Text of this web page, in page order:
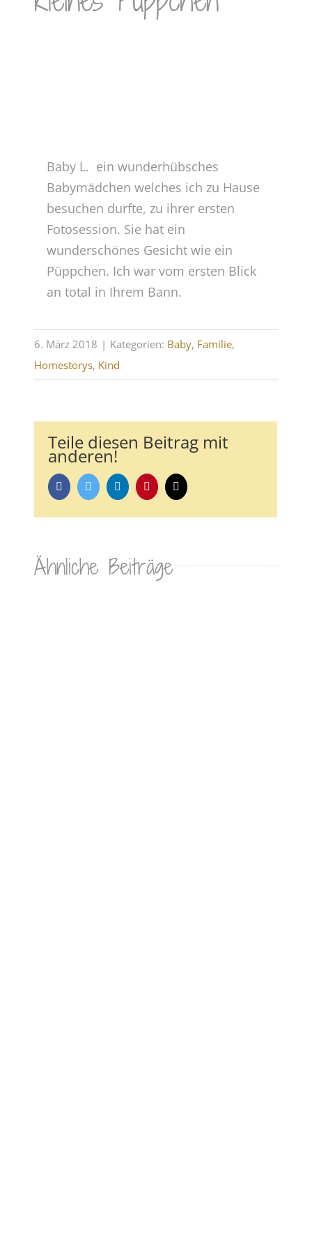
Baby L.  ein wunderhübsches
Babymädchen welches ich zu Hause
besuchen durfte, zu ihrer ersten
Fotosession. Sie hat ein
wunderschönes Gesicht wie ein
Püppchen. Ich war vom ersten Blick
an total in Ihrem Bann.
6. März 2018 | Kategorien: Baby, Familie,
Homestorys, Kind
Teile diesen Beitrag mit
anderen!
FacebookTwitter LinkedInPinterestE-
Mail
Ähnliche Beiträge